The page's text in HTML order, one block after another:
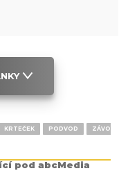
KRTEČEK PODVOD ZÁVODY
pod abcMedia